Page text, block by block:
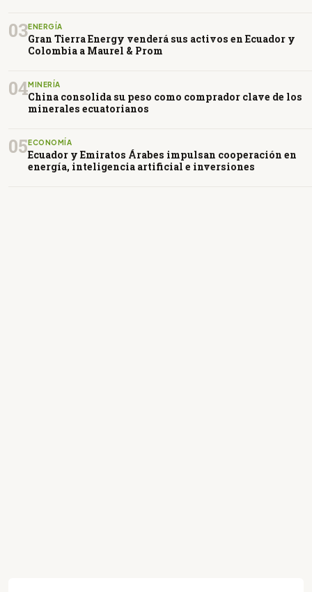
03ENERGÍA
Gran Tierra Energy venderá sus activos en Ecuador y
Colombia a Maurel & Prom
04MINERÍA
China consolida su peso como comprador clave de los
minerales ecuatorianos
05ECONOMÍA
Ecuador y Emiratos Árabes impulsan cooperación en
energía, inteligencia artificial e inversiones